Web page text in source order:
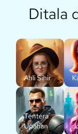
Ditala
Ahli Sihir
Tentera
Upahan